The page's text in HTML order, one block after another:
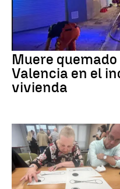
Muere
Valencia en el
vivienda